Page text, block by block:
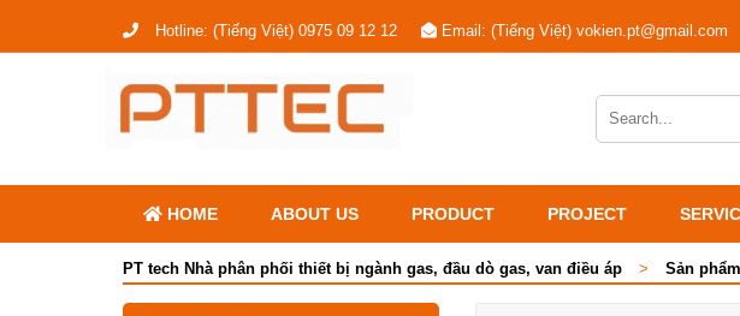
Hotline: (Tiếng Việt) 0975 09 12 12 Email: (Tiếng Việt) vokien.pt@gmail.com
HOME ABOUT US PRODUCT PROJECT
PT tech Nhà phân phối thiết bị ngành gas, đầu dò gas, van điều áp > Sản phẩm